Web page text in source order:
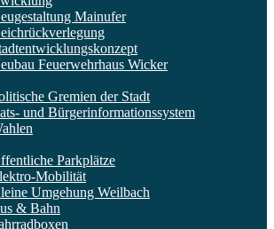
Mainufer
Feuerwehrhaus Wicker
Gremien der Stadt
und Bürgerinformationssystem
Parkplätze
Mobilität
Umgehung Weilbach
& Bahn